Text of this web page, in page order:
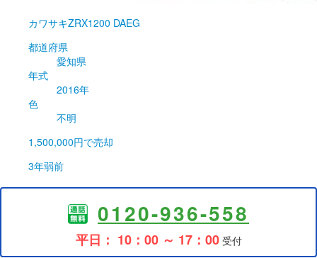
カワサキZRX1200 DAEG
都道府県
愛知県
年式
2016年
色
不明
1,500,000円で売却
3年弱前
0120-936-558
平日： 10：00 ～ 17：00受付